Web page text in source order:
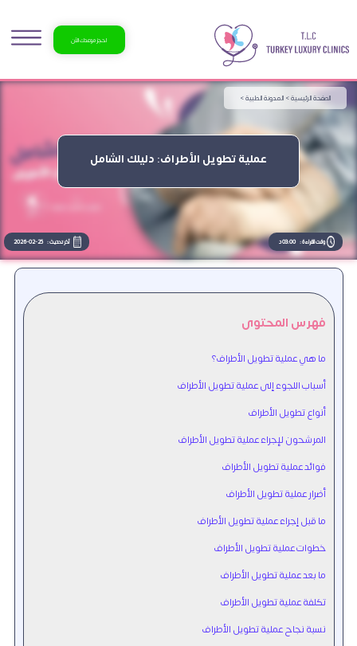
احجز موعدك الآن
عملية تطويل الأطراف: دليلك الشامل
الصفحة الرئيسية >المدونة الطبية >
وقت القراءة : 03:00 د آخر تحديث : 2026-02-25
فهرس المحتوى
ما هي عملية تطويل الأطراف؟
أسباب اللجوء إلى عملية تطويل الأطراف
أنواع تطويل الأطراف
المرشحون لإجراء عملية تطويل الأطراف
فوائد عملية تطويل الأطراف
أضرار عملية تطويل الأطراف
ما قبل إجراء عملية تطويل الأطراف
خطوات عملية تطويل الأطراف
ما بعد عملية تطويل الأطراف
تكلفة عملية تطويل الأطراف
نسبة نجاح عملية تطويل الأطراف